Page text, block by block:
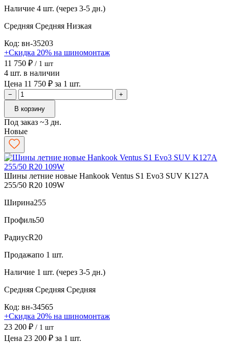
Наличие 4 шт. (через 3-5 дн.)
Средняя Средняя Низкая
Код: вн-35203
+Скидка 20% на шиномонтаж
11 750 ₽ / 1 шт
4 шт. в наличии
Цена 11 750 ₽ за 1 шт.
−
+
В корзину
Под заказ ~3 дн.
Новые
Шины летние новые Hankook Ventus S1 Evo3 SUV K127A
255/50 R20 109W
Ширина255
Профиль50
РадиусR20
Продажапо 1 шт.
Наличие 1 шт. (через 3-5 дн.)
Средняя Средняя Средняя
Код: вн-34565
+Скидка 20% на шиномонтаж
23 200 ₽ / 1 шт
Цена 23 200 ₽ за 1 шт.